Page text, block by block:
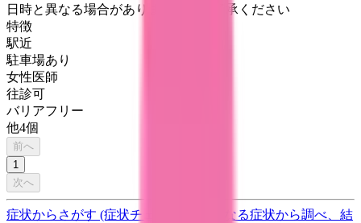
日時と異なる場合がありますのでご了承ください
特徴
駅近
駐車場あり
女性医師
往診可
バリアフリー
他4個
前へ
1
次へ
症状からさがす (症状チェッカー)
気になる症状から調べ、結